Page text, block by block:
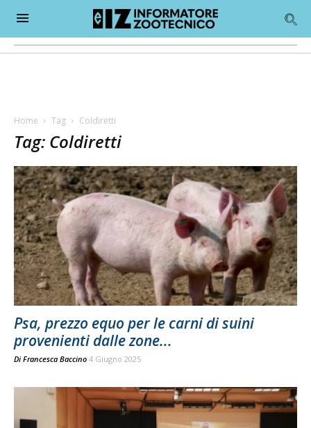
Home Tag Coldiretti
Tag: Coldiretti
Psa, prezzo equo per le carni di suini
provenienti dalle zone...
Di Francesca Baccino 4 Giugno 2025